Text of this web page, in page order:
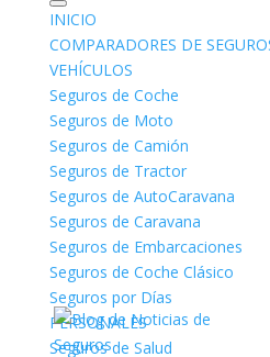
INICIO
COMPARADORES DE
VEHÍCULOS
Seguros de Coche
Seguros de Moto
Seguros de Camión
Seguros de Tractor
Seguros de AutoCaravana
Seguros de Caravana
Seguros de Embarcaciones
Seguros de Coche Clásico
Seguros por Días
PERSONALES
Seguros de Salud
Una ballena
persona en la
chilena
porYuri|Feb 17, 2025|